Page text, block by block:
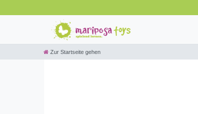
Zur Startseite gehen